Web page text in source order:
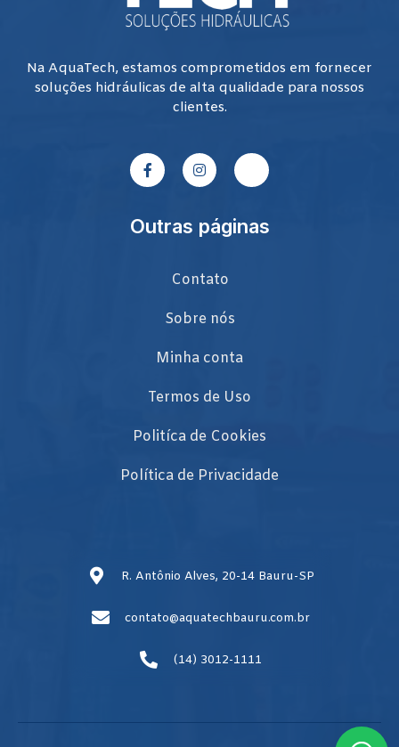
Na AquaTech, estamos comprometidos em fornecer
soluções hidráulicas de alta qualidade para nossos
clientes.
Outras páginas
Contato
Sobre nós
Minha conta
Termos de Uso
Politíca de Cookies
Política de Privacidade
R. Antônio Alves, 20-14 Bauru-SP
contato@aquatechbauru.com.br
(14) 3012-1111